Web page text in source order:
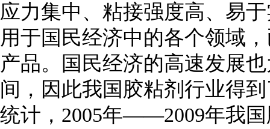
应力集中、粘接强度高、易
用于国民经济中的各个领域
产品。国民经济的高速发展
间，因此我国胶粘剂行业得
统计，2005年——2009年我